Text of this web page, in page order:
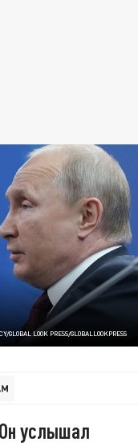
GLOBAL LOOK PRESS/GLOBALLOOKPRESS
услышал